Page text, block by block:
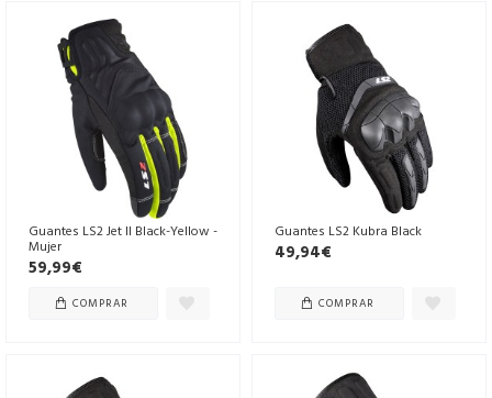
Guantes LS2 Jet II Black-Yellow -
Mujer
59,99€
COMPRAR
Guantes LS2 Kubra Black
49,94€
COMPRAR